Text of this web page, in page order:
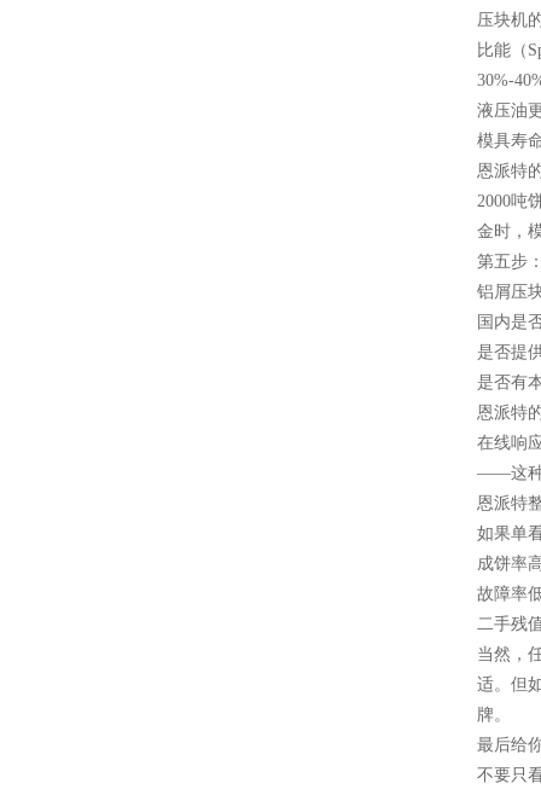
压块机
比能（
30%-
液压油
模具寿
恩派特
2000吨
金时，
第五步
铝屑压
国内是
是否提
是否有
恩派特
在线响
——这种
恩派特
如果单
成饼率
故障率
二手残
当然，
适。但
牌。
最后给
不要只